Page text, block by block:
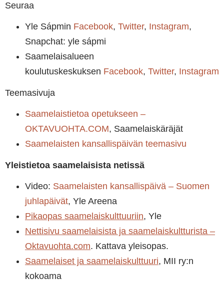
Seuraa
Yle Sápmin Facebook, Twitter, Instagram,
Snapchat: yle sápmi
Saamelaisalueen
koulutuskeskuksen Facebook, Twitter, Instagram
Teemasivuja
Saamelaistietoa opetukseen –
OKTAVUOHTA.COM, Saamelaiskäräjät
Saamelaisten kansallispäivän teemasivu
Yleistietoa saamelaisista netissä
Video: Saamelaisten kansallispäivä – Suomen
juhlapäivät, Yle Areena
Pikaopas saamelaiskulttuuriin, Yle
Nettisivu saamelaisista ja saamelaiskultturista –
Oktavuohta.com. Kattava yleisopas.
Saamelaiset ja saamelaiskulttuuri, MII ry:n
kokoama